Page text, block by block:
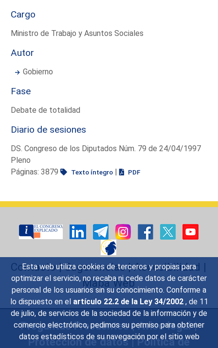
Esta web utiliza cookies de terceros y propias para
optimizar el servicio, no recaba ni cede datos de carácter
personal de los usuarios sin su conocimiento. Conforme a
lo dispuesto en el artículo 22.2 de la Ley 34/2002 , de 11
de julio, de servicios de la sociedad de la información y de
comercio electrónico, pedimos su permiso para obtener
datos estadísticos de su navegación por el sitio web
Cargo
Ministro de Trabajo y Asuntos Sociales
Autor
Gobierno
Fase
Debate de totalidad
Diario de sesiones
DS. Congreso de los Diputados Núm. 79 de 24/04/1997
Pleno
Páginas: 3879
Texto íntegro | PDF
Contacto|Sugerencias|Accesibilidad |
Mapa Web
Preguntas Frecuentes|Aviso legal|
Protección de datos|Política de